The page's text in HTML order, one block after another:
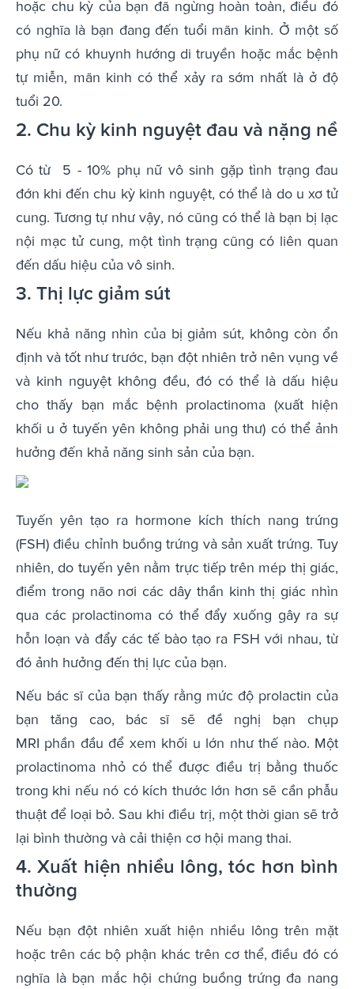
hoặc chu kỳ của bạn đã ngừng hoàn toàn, điều đó
có nghĩa là bạn đang đến tuổi mãn kinh. Ở một số
phụ nữ có khuynh hướng di truyền hoặc mắc bệnh
tự miễn, mãn kinh có thể xảy ra sớm nhất là ở độ
tuổi 20.
2. Chu kỳ kinh nguyệt đau và nặng nề
Có từ 5 - 10% phụ nữ vô sinh gặp tình trạng đau
đớn khi đến chu kỳ kinh nguyệt, có thể là do u xơ tử
cung. Tương tự như vậy, nó cũng có thể là bạn bị lạc
nội mạc tử cung, một tình trạng cũng có liên quan
đến dấu hiệu của vô sinh.
3. Thị lực giảm sút
Nếu khả năng nhìn của bị giảm sút, không còn ổn
định và tốt như trước, bạn đột nhiên trở nên vụng về
và kinh nguyệt không đều, đó có thể là dấu hiệu
cho thấy bạn mắc bệnh prolactinoma (xuất hiện
khối u ở tuyến yên không phải ung thư) có thể ảnh
hưởng đến khả năng sinh sản của bạn.
Tuyến yên tạo ra hormone kích thích nang trứng
(FSH) điều chỉnh buồng trứng và sản xuất trứng. Tuy
nhiên, do tuyến yên nằm trực tiếp trên mép thị giác,
điểm trong não nơi các dây thần kinh thị giác nhìn
qua các prolactinoma có thể đẩy xuống gây ra sự
hỗn loạn và đẩy các tế bào tạo ra FSH với nhau, từ
đó ảnh hưởng đến thị lực của bạn.
Nếu bác sĩ của bạn thấy rằng mức độ prolactin của
bạn tăng cao, bác sĩ sẽ đề nghị bạn chụp
MRI phần đầu để xem khối u lớn như thế nào. Một
prolactinoma nhỏ có thể được điều trị bằng thuốc
trong khi nếu nó có kích thước lớn hơn sẽ cần phẫu
thuật để loại bỏ. Sau khi điều trị, một thời gian sẽ trở
lại bình thường và cải thiện cơ hội mang thai.
4. Xuất hiện nhiều lông, tóc hơn bình
thường
Nếu bạn đột nhiên xuất hiện nhiều lông trên mặt
hoặc trên các bộ phận khác trên cơ thể, điều đó có
nghĩa là bạn mắc hội chứng buồng trứng đa nang